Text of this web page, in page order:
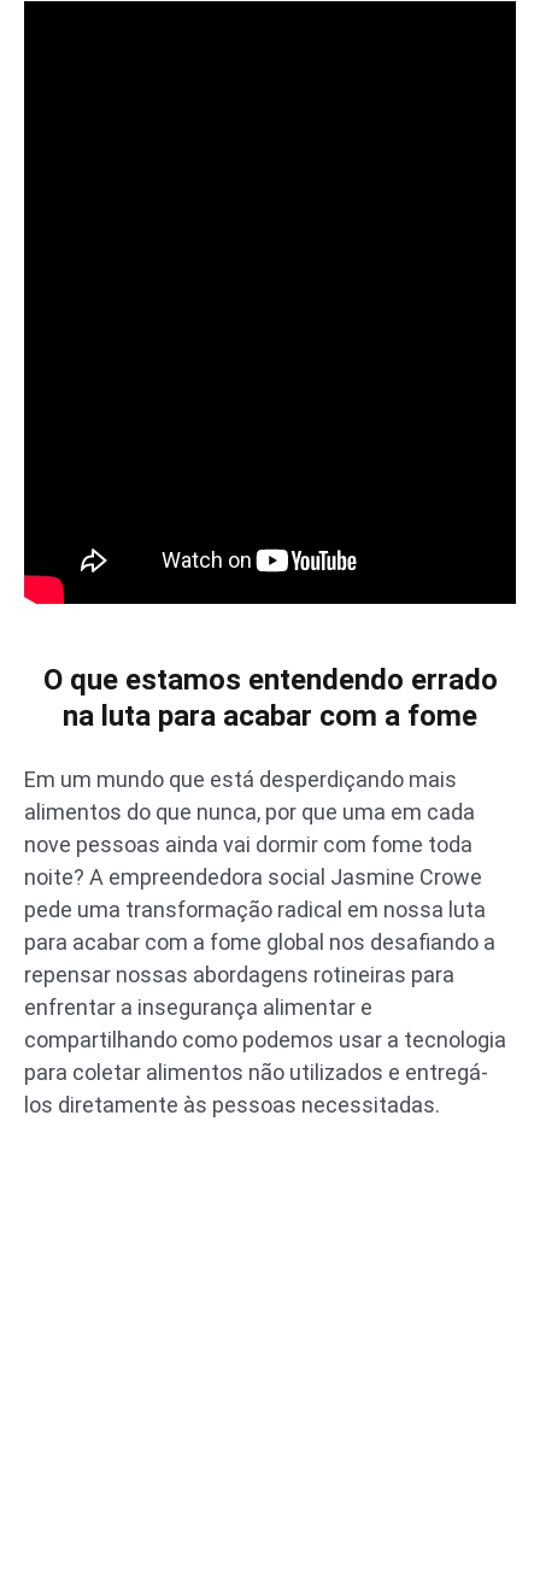
O que estamos entendendo errado
na luta para acabar com a fome
Em um mundo que está desperdiçando mais
alimentos do que nunca, por que uma em cada
nove pessoas ainda vai dormir com fome toda
noite? A empreendedora social Jasmine Crowe
pede uma transformação radical em nossa luta
para acabar com a fome global nos desafiando a
repensar nossas abordagens rotineiras para
enfrentar a insegurança alimentar e
compartilhando como podemos usar a tecnologia
para coletar alimentos não utilizados e entregá-
los diretamente às pessoas necessitadas.